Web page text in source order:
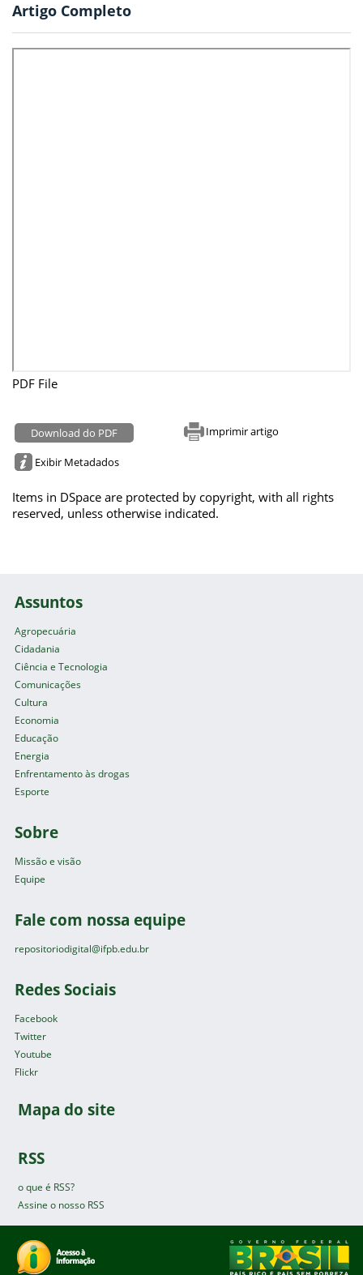
Artigo Completo
PDF File
Download do PDF Imprimir artigo
Exibir Metadados
Items in DSpace are protected by copyright, with all rights
reserved, unless otherwise indicated.
Assuntos
Agropecuária
Cidadania
Ciência e Tecnologia
Comunicações
Cultura
Economia
Educação
Energia
Enfrentamento às drogas
Esporte
Sobre
Missão e visão
Equipe
Fale com nossa equipe
repositoriodigital@ifpb.edu.br
Redes Sociais
Facebook
Twitter
Youtube
Flickr
Mapa do site
RSS
o que é RSS?
Assine o nosso RSS